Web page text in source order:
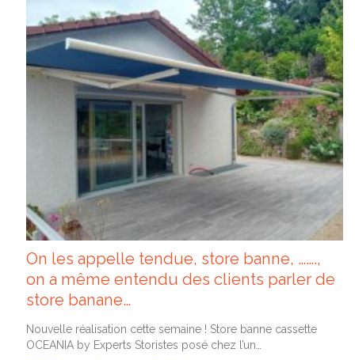
On les appelle tendue, store banne, …….,
on a même entendu des clients parler de
store banane…
Nouvelle réalisation cette semaine ! Store banne cassette
OCEANIA by Experts Storistes posé chez l’un…